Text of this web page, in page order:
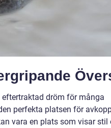
dröm för många
perfekta platsen för
vara en plats som visar stil